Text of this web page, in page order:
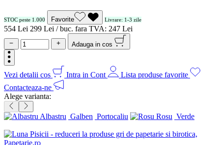
STOC peste 1.000 Favorite Livrare: 1-3 zile
554 Lei 299 Lei / buc. fara TVA: 247 Lei
Adauga in cos
Vezi detalii cos Intra in Cont
Lista produse favorite
Contacteaza-ne
Alege varianta:
Albastru Galben Portocaliu Rosu Verde